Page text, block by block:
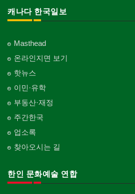
캐나다 한국일보
Masthead
온라인지면 보기
핫뉴스
이민·유학
부동산·재정
주간한국
업소록
찾아오시는 길
한인 문화예술 연합